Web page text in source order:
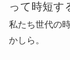
って時短す
私たち世代の
かしら。